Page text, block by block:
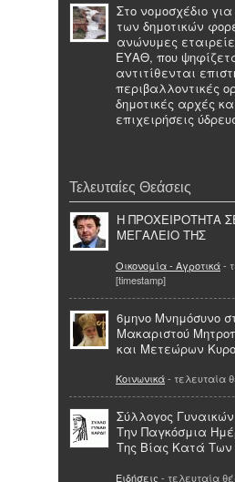
Στο νομοσχέδιο
των δημοτικών
ανώνυμες
ΕΥΑΘ, που
αντιτίθενται
περιβαλλοντικές
δημοτικές αρχές
επιχειρήσεις
Τελευταίες Θεάσεις
Η ΠΡΟΧΕΙΡΟΤΗΤΑ
ΜΕΓΑΛΕΙΟ ΤΗΣ
Οικονομία - Αγροτικά-
[timestamp]
6μηνο Μνημόσυνο
Μακαριστού
και Μετεώρων
Κοινωνικά- τελευταία
Σύλλογος
Την Παγκόσμια
Της Βίας Κατά Των
Ειδήσεις - τελευταία